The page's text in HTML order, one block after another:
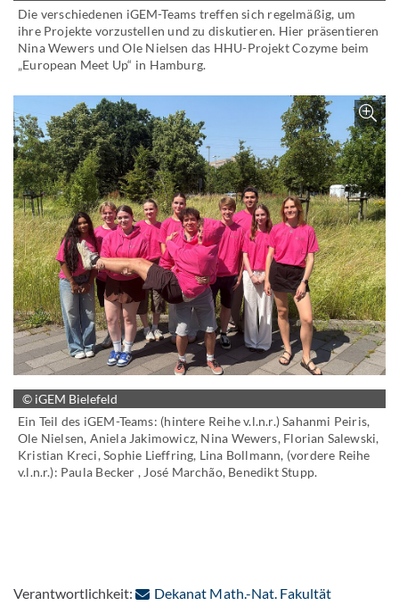
Die verschiedenen iGEM-Teams treffen sich regelmäßig, um
ihre Projekte vorzustellen und zu diskutieren. Hier präsentieren
Nina Wewers und Ole Nielsen das HHU-Projekt Cozyme beim
„European Meet Up“ in Hamburg.
© iGEM Bielefeld
Ein Teil des iGEM-Teams: (hintere Reihe v.l.n.r.) Sahanmi Peiris,
Ole Nielsen, Aniela Jakimowicz, Nina Wewers, Florian Salewski,
Kristian Kreci, Sophie Lieffring, Lina Bollmann, (vordere Reihe
v.l.n.r.): Paula Becker , José Marchão, Benedikt Stupp.
Verantwortlichkeit: Dekanat Math.-Nat. Fakultät: Per E-